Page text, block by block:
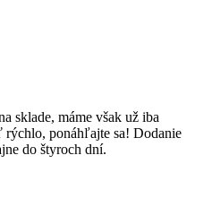
sklade, máme však už iba
rýchlo, ponáhľajte sa! Dodanie
do štyroch dní.